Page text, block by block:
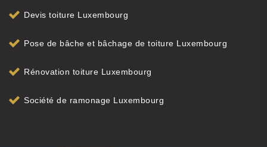
Devis toiture Luxembourg
Pose de bâche et bâchage de toiture Luxembourg
Rénovation toiture Luxembourg
Société de ramonage Luxembourg